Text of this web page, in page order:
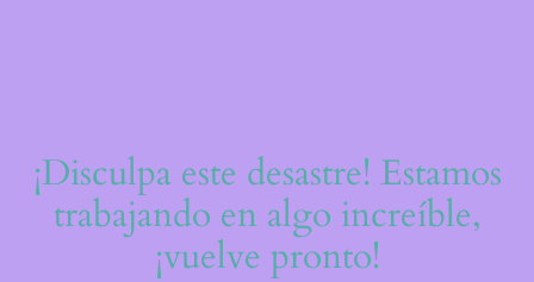
¡Disculpa este desastre! Estamos
trabajando en algo increíble,
¡vuelve pronto!